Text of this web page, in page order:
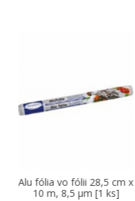
fólia vo fólii 28,5 cm x
10 m, 8,5 µm [1 ks]